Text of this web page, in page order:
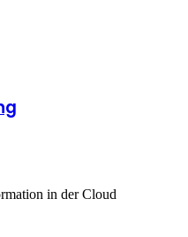
in der Cloud